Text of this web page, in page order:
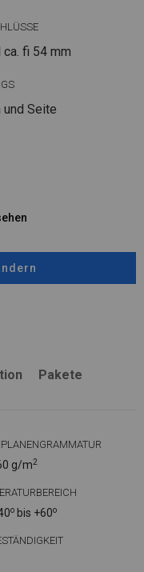
ca. fi 54 mm
und Seite
Pakete
g/m2
o bis +60o